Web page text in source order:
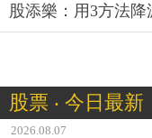
股添樂：用3方法降
股票 ‧ 今日最新
2026.08.07